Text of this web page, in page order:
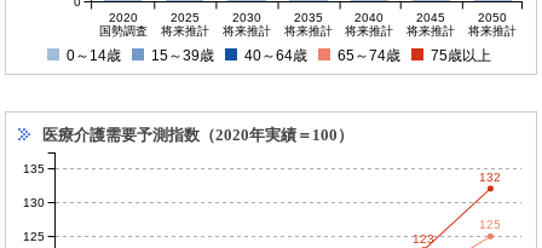
2020
国勢調査
2025
将来推計
2030
将来推計
2035
将来推計
2040
将来推計
2045
将来推計
2050
将来推計
0～14歳 15～39歳 40～64歳 65～74歳 75歳以上
医療介護需要予測指数（2020年実績＝100）
123
132
125
125
130
135